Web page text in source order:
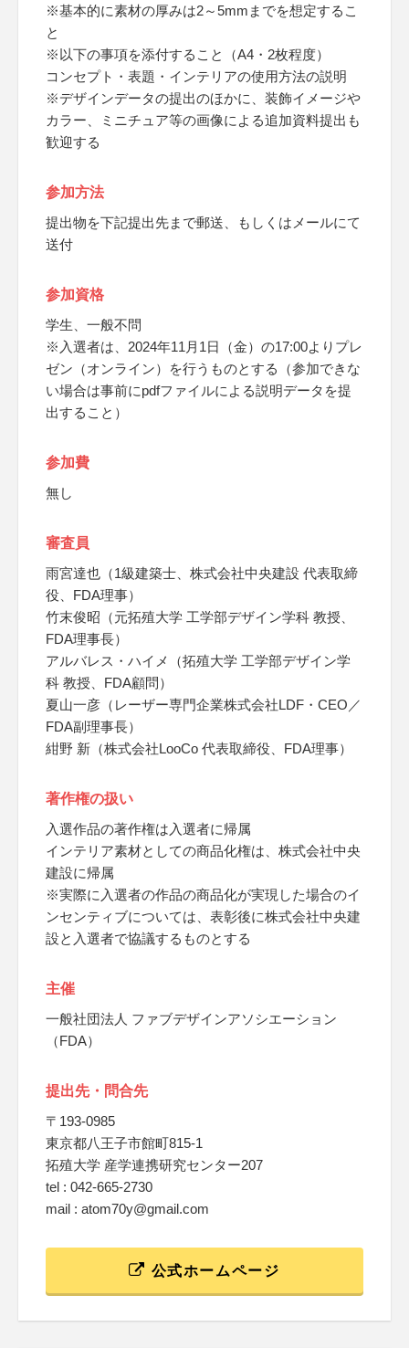
※基本的に素材の厚みは2～5mmまでを想定するこ
と
※以下の事項を添付すること（A4・2枚程度）
コンセプト・表題・インテリアの使用方法の説明
※デザインデータの提出のほかに、装飾イメージや
カラー、ミニチュア等の画像による追加資料提出も
歓迎する
参加方法
提出物を下記提出先まで郵送、もしくはメールにて
送付
参加資格
学生、一般不問
※入選者は、2024年11月1日（金）の17:00よりプレ
ゼン（オンライン）を行うものとする（参加できな
い場合は事前にpdfファイルによる説明データを提
出すること）
参加費
無し
審査員
雨宮達也（1級建築士、株式会社中央建設 代表取締
役、FDA理事）
竹末俊昭（元拓殖大学 工学部デザイン学科 教授、
FDA理事長）
アルバレス・ハイメ（拓殖大学 工学部デザイン学
科 教授、FDA顧問）
夏山一彦（レーザー専門企業株式会社LDF・CEO／
FDA副理事長）
紺野 新（株式会社LooCo 代表取締役、FDA理事）
著作権の扱い
入選作品の著作権は入選者に帰属
インテリア素材としての商品化権は、株式会社中央
建設に帰属
※実際に入選者の作品の商品化が実現した場合のイ
ンセンティブについては、表彰後に株式会社中央建
設と入選者で協議するものとする
主催
一般社団法人 ファブデザインアソシエーション
（FDA）
提出先・問合先
〒193-0985
東京都八王子市館町815-1
拓殖大学 産学連携研究センター207
tel : 042-665-2730
mail : atom70y@gmail.com
公式ホームページ